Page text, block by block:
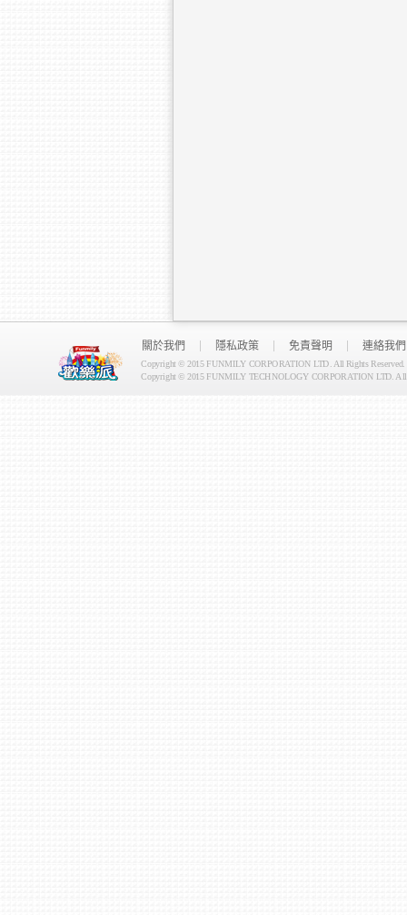
關於我們 隱私政策 免責聲明 連絡我們
Copyright © 2015 FUNMILY CORPORATION LTD. All Rights Reserved.
Copyright © 2015 FUNMILY TECHNOLOGY CORPORATION LTD. All